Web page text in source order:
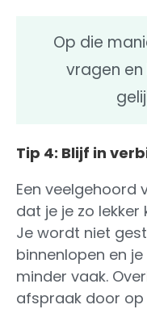
Op die
vragen
Tip 4: Blijf in
Een veelgehoord
dat je je zo
Je wordt niet
binnenlopen en
minder vaak.
afspraak door op